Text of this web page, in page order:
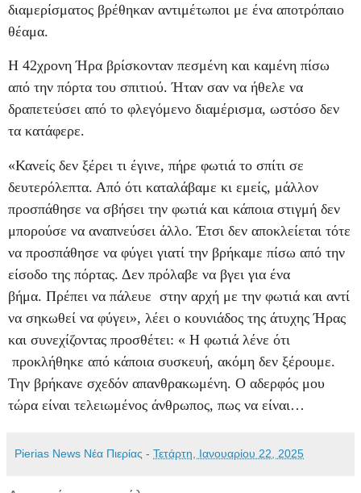
διαμερίσματος βρέθηκαν αντιμέτωποι με ένα αποτρόπαιο
θέαμα.
Η 42χρονη Ήρα βρίσκονταν πεσμένη και καμένη πίσω
από την πόρτα του σπιτιού. Ήταν σαν να ήθελε να
δραπετεύσει από το φλεγόμενο διαμέρισμα, ωστόσο δεν
τα κατάφερε.
«Κανείς δεν ξέρει τι έγινε, πήρε φωτιά το σπίτι σε
δευτερόλεπτα. Από ότι καταλάβαμε κι εμείς, μάλλον
προσπάθησε να σβήσει την φωτιά και κάποια στιγμή δεν
μπορούσε να αναπνεύσει άλλο. Έτσι δεν αποκλείεται τότε
να προσπάθησε να φύγει γιατί την βρήκαμε πίσω από την
είσοδο της πόρτας. Δεν πρόλαβε να βγει για ένα
βήμα. Πρέπει να πάλευε στην αρχή με την φωτιά και αντί
να σηκωθεί να φύγει», λέει ο κουνιάδος της άτυχης Ήρας
και συνεχίζοντας προσθέτει: « Η φωτιά λένε ότι
προκλήθηκε από κάποια συσκευή, ακόμη δεν ξέρουμε.
Την βρήκανε σχεδόν απανθρακωμένη. Ο αδερφός μου
τώρα είναι τελειωμένος άνθρωπος, πως να είναι…
Pierias News Νέα Πιερίας - Τετάρτη, Ιανουαρίου 22, 2025